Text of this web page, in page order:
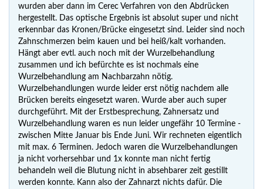
wurden aber dann im Cerec Verfahren von den Abdrücken
hergestellt. Das optische Ergebnis ist absolut super und nicht
erkennbar das Kronen/Brücke eingesetzt sind. Leider sind noch
Zahnschmerzen beim kauen und bei heiß/kalt vorhanden.
Hängt aber evtl. auch noch mit der Wurzelbehandlung
zusammen und ich befürchte es ist nochmals eine
Wurzelbehandlung am Nachbarzahn nötig.
Wurzelbehandlungen wurde leider erst nötig nachdem alle
Brücken bereits eingesetzt waren. Wurde aber auch super
durchgeführt. Mit der Erstbesprechung, Zahnersatz und
Wurzelbehandlung waren es nun leider ungefähr 10 Termine -
zwischen Mitte Januar bis Ende Juni. Wir rechneten eigentlich
mit max. 6 Terminen. Jedoch waren die Wurzelbehandlungen
ja nicht vorhersehbar und 1x konnte man nicht fertig
behandeln weil die Blutung nicht in absehbarer zeit gestillt
werden konnte. Kann also der Zahnarzt nichts dafür. Die